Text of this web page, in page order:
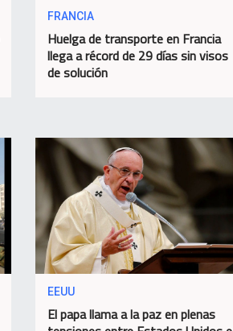
FRANCIA
Huelga de transporte en Francia
llega a récord de 29 días sin visos
de solución
EEUU
El papa llama a la paz en plenas